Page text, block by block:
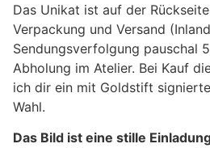
Das Unikat ist auf der
Verpackung und Versand
Sendungsverfolgung pauschal
Abholung im Atelier. Bei Kauf
ich dir ein mit Goldstift
Wahl.
Das Bild ist eine stille